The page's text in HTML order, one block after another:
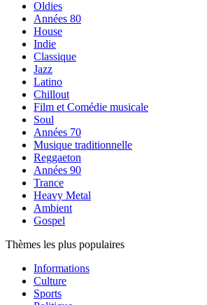
Oldies
Années 80
House
Indie
Classique
Jazz
Latino
Chillout
Film et Comédie musicale
Soul
Années 70
Musique traditionnelle
Reggaeton
Années 90
Trance
Heavy Metal
Ambient
Gospel
Thèmes les plus populaires
Informations
Culture
Sports